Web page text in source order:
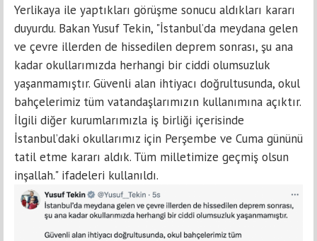
Yerlikaya ile yaptıkları görüşme sonucu aldıkları kararı
duyurdu. Bakan Yusuf Tekin, "İstanbul’da meydana gelen
ve çevre illerden de hissedilen deprem sonrası, şu ana
kadar okullarımızda herhangi bir ciddi olumsuzluk
yaşanmamıştır. Güvenli alan ihtiyacı doğrultusunda, okul
bahçelerimiz tüm vatandaşlarımızın kullanımına açıktır.
İlgili diğer kurumlarımızla iş birliği içerisinde
İstanbul’daki okullarımız için Perşembe ve Cuma gününü
tatil etme kararı aldık. Tüm milletimize geçmiş olsun
inşallah." ifadeleri kullanıldı.